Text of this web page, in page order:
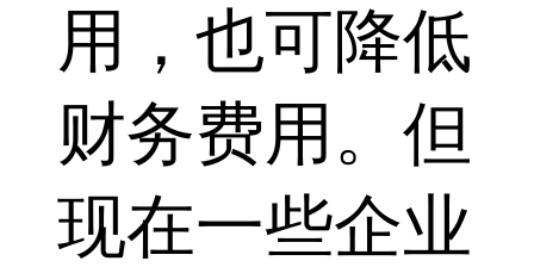
用，也可降低
财务费用。但
现在一些企业